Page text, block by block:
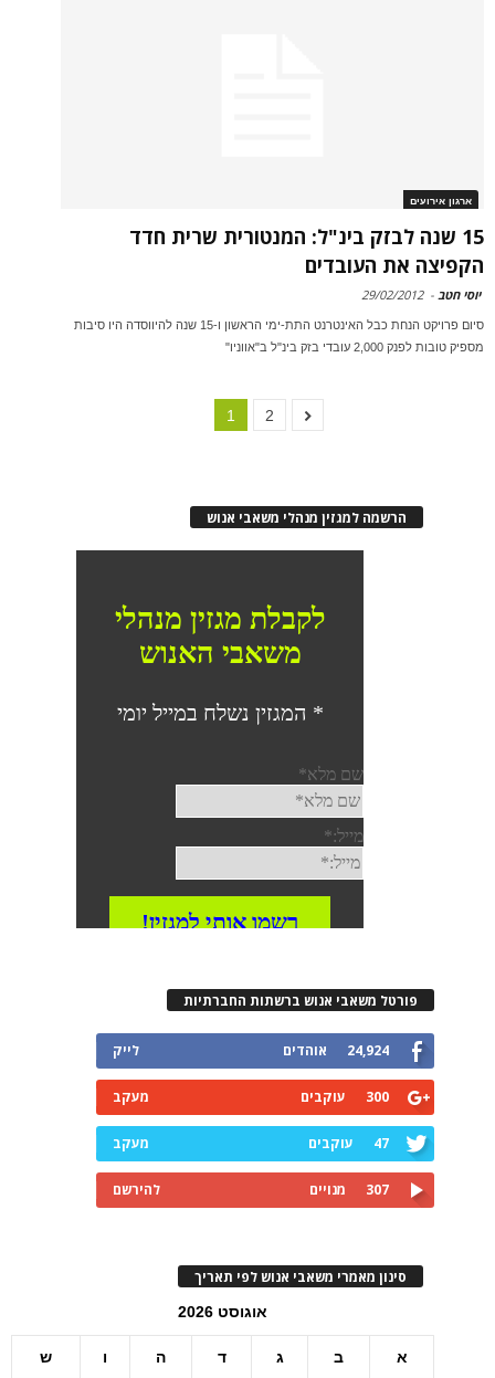
ארגון אירועים
15 שנה לבזק בינ"ל: המנטורית שרית חדד
הקפיצה את העובדים
יוסי חטב -
29/02/2012
סיום פרויקט הנחת כבל האינטרנט התת-ימי הראשון ו-15 שנה להיווסדה היו סיבות
מספיק טובות לפנק 2,000 עובדי בזק בינ"ל ב"אווניו"
1 2
הרשמה למגזין מנהלי משאבי אנוש
פורטל משאבי אנוש ברשתות החברתיות
24,924 אוהדים לייק
300 עוקבים מעקב
47 עוקבים מעקב
307 מנויים להירשם
סינון מאמרי משאבי אנוש לפי תאריך
אוגוסט 2026
א ב ג ד ה ו ש